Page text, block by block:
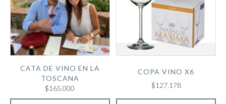
CATA DE VINO EN LA
TOSCANA
$165.000
COPA VINO X6
$127.178